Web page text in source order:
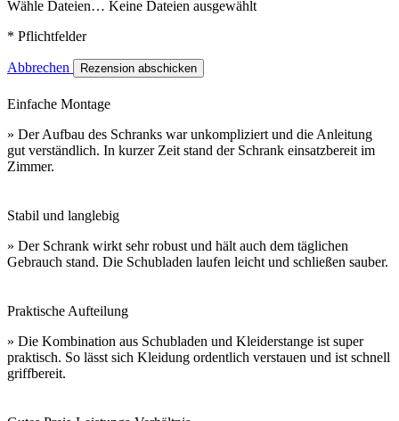
Wähle Dateien… Keine Dateien ausgewählt
* Pflichtfelder
Abbrechen Rezension abschicken
Einfache Montage
» Der Aufbau des Schranks war unkompliziert und die Anleitung
gut verständlich. In kurzer Zeit stand der Schrank einsatzbereit im
Zimmer.
Stabil und langlebig
» Der Schrank wirkt sehr robust und hält auch dem täglichen
Gebrauch stand. Die Schubladen laufen leicht und schließen sauber.
Praktische Aufteilung
» Die Kombination aus Schubladen und Kleiderstange ist super
praktisch. So lässt sich Kleidung ordentlich verstauen und ist schnell
griffbereit.